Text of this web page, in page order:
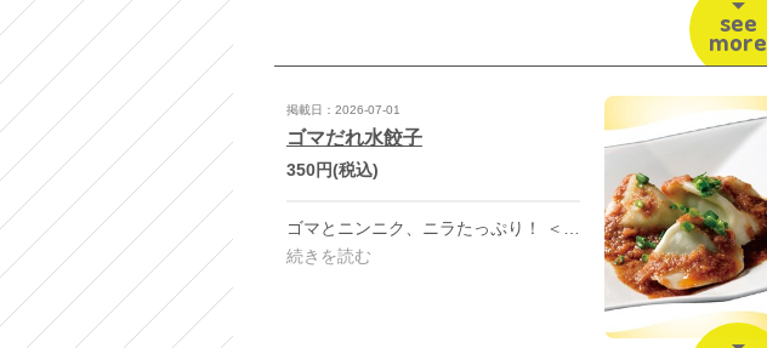
see
more
掲載日：2026-07-01
ゴマだれ水餃子
350円(税込)
ゴマとニンニク、ニラたっぷり！ ＜夏のスタミナ VS さっぱりメニュー＞ 7/1(水)～8/16(日)まで
続きを読む